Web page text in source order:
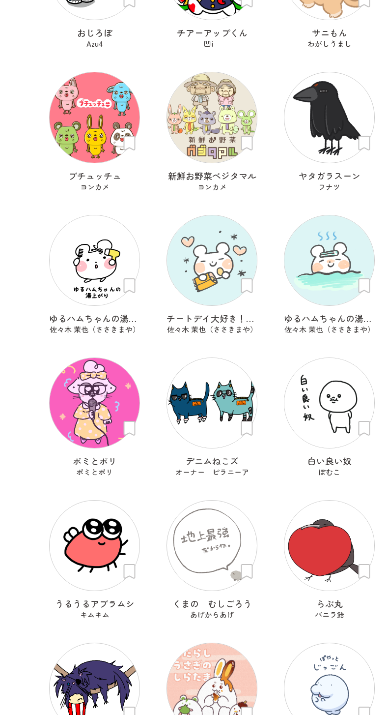
おじろぼ
Azu4
チアーアップくん
凹i
サニもん
わがしうまし
ブチュッチュ
ヨンカメ
新鮮お野菜ベジタマル
ヨンカメ
ヤタガラスーン
フナツ
ゆるハムちゃんの湯上がり
佐々木 茉也（ささきまや）
チートデイ大好き！ゆるハムちゃん
佐々木 茉也（ささきまや）
ゆるハムちゃんの湯上がり
佐々木 茉也（ささきまや）
ポミとポリ
ポミとポリ
デニムねこズ
オーナー ピラニーア
白い良い奴
ぽむこ
うるうるアブラムシ
キムキム
くまの むしごろう
あげからあげ
らぶ丸
バニラ飴